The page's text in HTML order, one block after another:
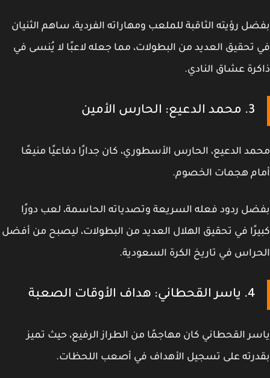
رؤيته الثاقبة للملعب ومهاراته الفردية، ساهم الثنيان
تحقيق العديد من البطولات، مما جعله لاعبًا لا يُنسى في
عشاق النادي.
الدعيع، الحارس الأسطوري، كان جدارًا دفاعيًا منيعًا
هجمات الخصوم.
ردود فعله السريعة وتصدياته الحاسمة، لعب دورًا
في تحقيق الهلال العديد من البطولات، ليصبح من أفضل
في تاريخ الكرة السعودية.
القحطاني كان مهاجمًا من الطراز الرفيع، حيث تميز
على تسجيل الأهداف في أصعب اللحظات.